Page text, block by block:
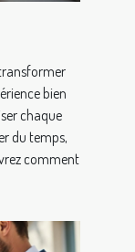
bien
chaque
du temps,
comment